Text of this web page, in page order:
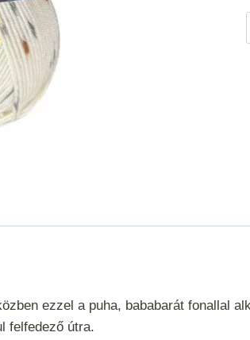
ezzel a puha, bababarát fonallal
felfedező útra.